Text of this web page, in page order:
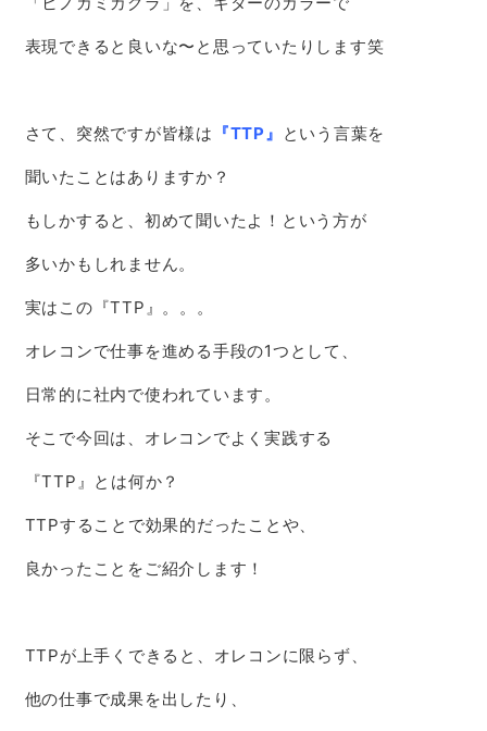
表現できると良いな〜と思っていたりします笑
さて、突然ですが皆様は 『TTP』 という言葉を
聞いたことはありますか？
もしかすると、初めて聞いたよ！という方が
多いかもしれません。
実はこの『TTP』。。。
オレコンで仕事を進める手段の1つとして、
日常的に社内で使われています。
そこで今回は、オレコンでよく実践する
『TTP』とは何か？
TTPすることで効果的だったことや、
良かったことをご紹介します！
TTPが上手くできると、オレコンに限らず、
他の仕事で成果を出したり、